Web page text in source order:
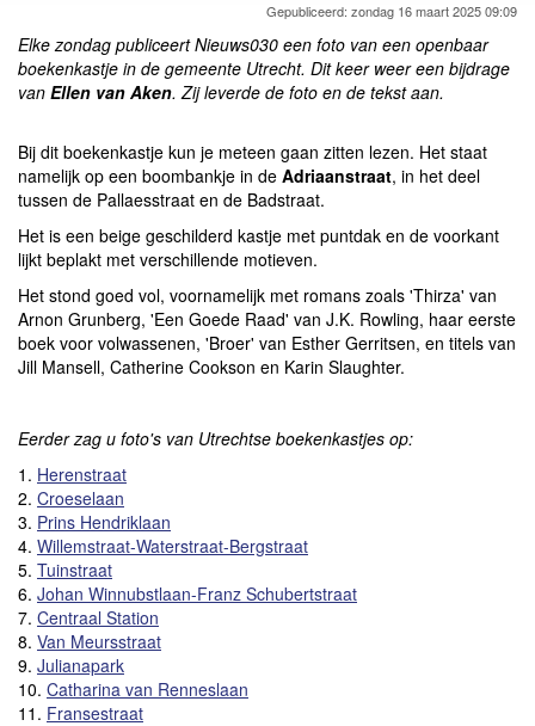
Gepubliceerd: zondag 16 maart 2025 09:09
Elke zondag publiceert Nieuws030 een foto van een openbaar
boekenkastje in de gemeente Utrecht. Dit keer weer een bijdrage
van Ellen van Aken. Zij leverde de foto en de tekst aan.
Bij dit boekenkastje kun je meteen gaan zitten lezen. Het staat
namelijk op een boombankje in de Adriaanstraat, in het deel
tussen de Pallaesstraat en de Badstraat.
Het is een beige geschilderd kastje met puntdak en de voorkant
lijkt beplakt met verschillende motieven.
Het stond goed vol, voornamelijk met romans zoals 'Thirza' van
Arnon Grunberg, 'Een Goede Raad' van J.K. Rowling, haar eerste
boek voor volwassenen, 'Broer' van Esther Gerritsen, en titels van
Jill Mansell, Catherine Cookson en Karin Slaughter.
Eerder zag u foto's van Utrechtse boekenkastjes op:
1. Herenstraat
2. Croeselaan
3. Prins Hendriklaan
4. Willemstraat-Waterstraat-Bergstraat
5. Tuinstraat
6. Johan Winnubstlaan-Franz Schubertstraat
7. Centraal Station
8. Van Meursstraat
9. Julianapark
10. Catharina van Renneslaan
11. Fransestraat